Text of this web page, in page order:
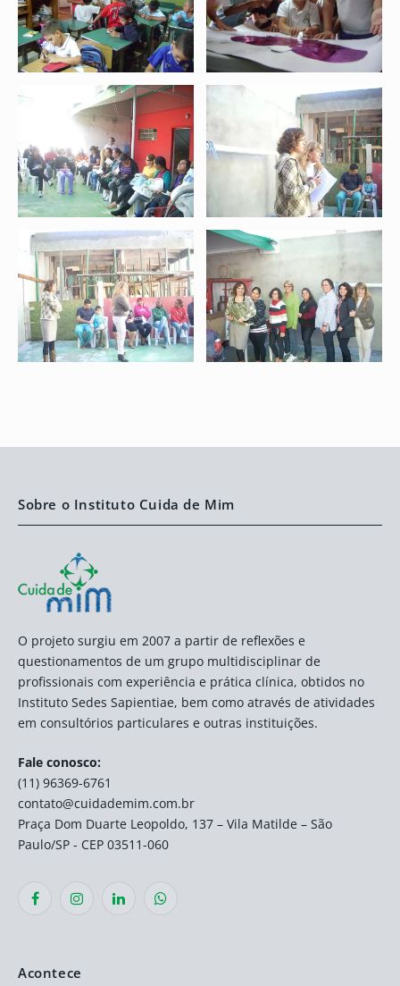
Sobre o Instituto Cuida de Mim
O projeto surgiu em 2007 a partir de reflexões e
questionamentos de um grupo multidisciplinar de
profissionais com experiência e prática clínica, obtidos no
Instituto Sedes Sapientiae, bem como através de atividades
em consultórios particulares e outras instituições.
Fale conosco:
(11) 96369-6761
contato@cuidademim.com.br
Praça Dom Duarte Leopoldo, 137 – Vila Matilde – São
Paulo/SP - CEP 03511-060
FacebookInstagramLinkedInWhatsApp
Acontece